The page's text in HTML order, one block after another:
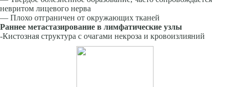
невритом лицевого нерва
— Плохо отграничен от окружающих тканей
Раннее метастазирование в лимфатические узлы
-Кистозная структура с очагами некроза и кровоиз­лияний